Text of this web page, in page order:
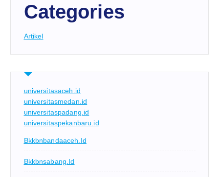
Categories
Artikel
universitasaceh.id
universitasmedan.id
universitaspadang.id
universitaspekanbaru.id
Bkkbnbandaaceh.id
Bkkbnsabang.id